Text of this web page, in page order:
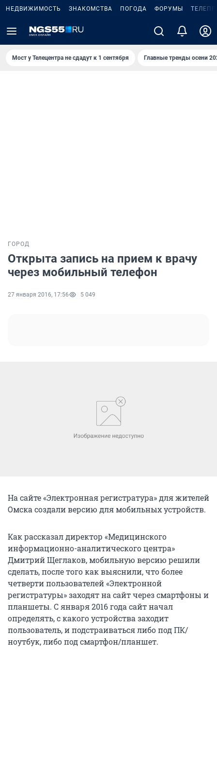
НЕДВИЖИМОСТЬ ЗНАКОМСТВА ПОГОДА ФОРУМЫ
Мост у Телецентра не сдадут к 1 сентября Главные тренды осени
ГОРОД
Открыта запись на прием к врачу
через мобильный телефон
27 января 2016, 17:56 5 049
На сайте «Электронная регистратура» для жителей
Омска создали версию для мобильных устройств.
Как рассказал директор «Медицинского
информационно-аналитического центра»
Дмитрий Щеглаков, мобильную версию решили
сделать, после того как выяснили, что более
четверти пользователей «Электронной
регистратуры» заходят на сайт через смартфоны и
планшеты. С января 2016 года сайт начал
определять, с какого устройства заходит
пользователь, и подстраиваться либо под ПК/
ноутбук, либо под смартфон/планшет.